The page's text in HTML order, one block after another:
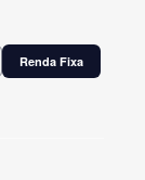
Renda Fixa